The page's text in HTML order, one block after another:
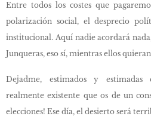
Entre todos los costes que
polarización social, el desprecio
institucional. Aquí nadie acordará
Junqueras, eso sí, mientras ellos
Dejadme, estimados y estimadas
realmente existente que os de un
elecciones! Ese día, el desierto será